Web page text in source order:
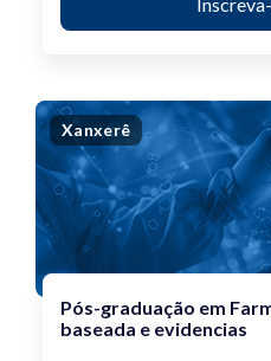
Xanxerê
Pós-graduação em
baseada e evidencias